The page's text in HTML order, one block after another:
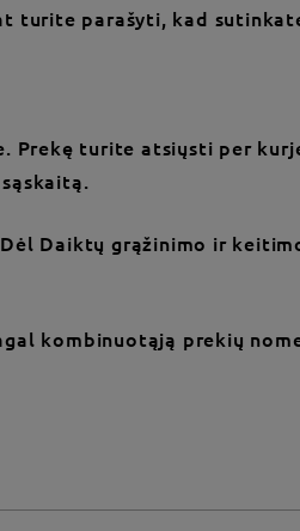
turite parašyti, kad
Prekę turite atsiųsti per
Daiktų grąžinimo ir
kombinuotąją prekių